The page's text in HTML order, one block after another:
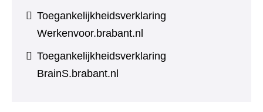
Toegankelijkheidsverklaring
Werkenvoor.brabant.nl
Toegankelijkheidsverklaring
BrainS.brabant.nl